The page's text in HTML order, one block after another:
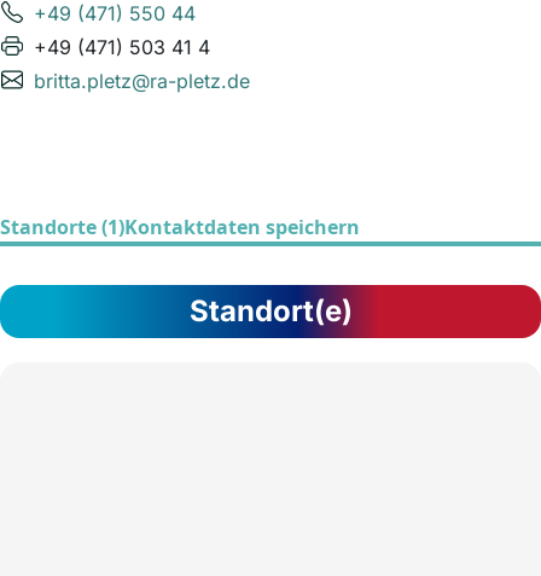
+49 (471) 550 44
+49 (471) 503 41 4
britta.pletz@ra-pletz.de
Standorte (1)Kontaktdaten speichern
Standort(e)